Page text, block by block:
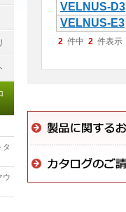
VELNUS-D3
VELNUS-E3
2 件中 2 件表示
タ
ウ